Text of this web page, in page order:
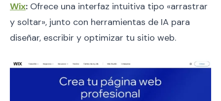
Wix: Ofrece una interfaz intuitiva tipo «arrastrar
y soltar», junto con herramientas de IA para
diseñar, escribir y optimizar tu sitio web.